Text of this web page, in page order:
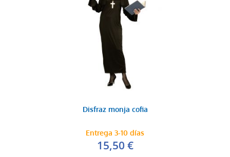
Disfraz monja cofia
Entrega 3-10 días
15,50 €